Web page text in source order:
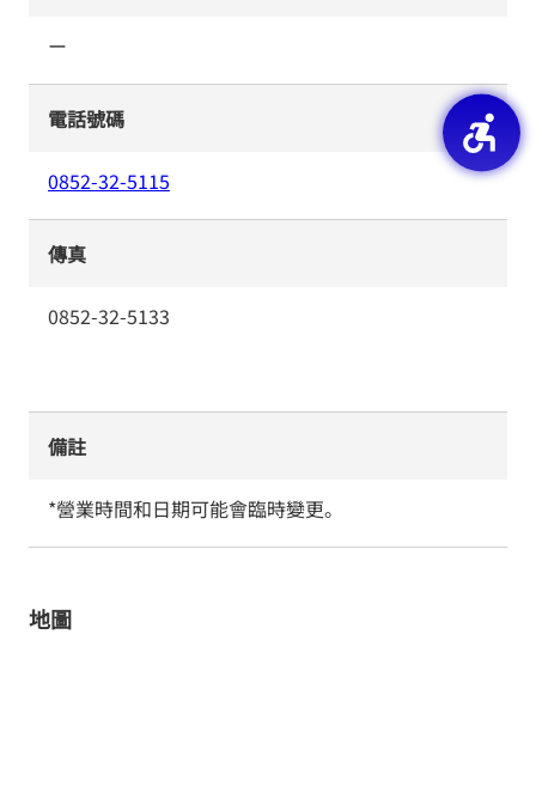
ー
電話號碼
0852-32-5115
傳真
0852-32-5133
備註
*營業時間和日期可能會臨時變更。
地圖